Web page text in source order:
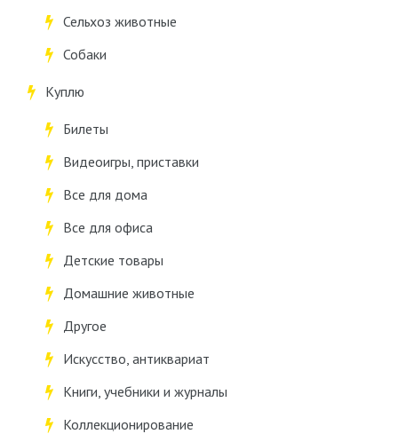
Сельхоз животные
Собаки
Куплю
Билеты
Видеоигры, приставки
Все для дома
Все для офиса
Детские товары
Домашние животные
Другое
Искусство, антиквариат
Книги, учебники и журналы
Коллекционирование